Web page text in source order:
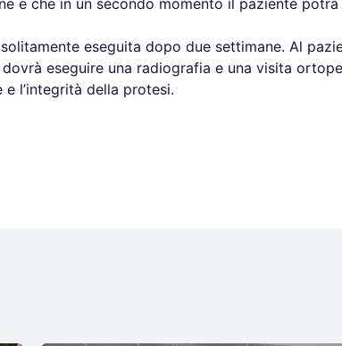
e che in un secondo momento il paziente potrà
eseguita dopo due settimane. Al
eseguire una radiografia e una visita
l’integrità della protesi.